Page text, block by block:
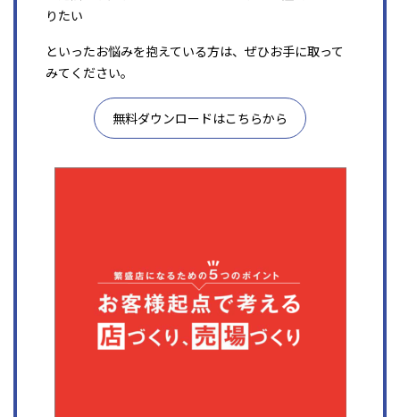
りたい
といったお悩みを抱えている方は、ぜひお手に取って
みてください。
無料ダウンロードはこちらから